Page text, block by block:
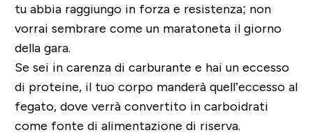
tu abbia raggiungo in forza e resistenza; non
vorrai sembrare come un maratoneta il giorno
della gara.
Se sei in carenza di carburante e hai un eccesso
di proteine, il tuo corpo manderà quell’eccesso al
fegato, dove verrà convertito in carboidrati
come fonte di alimentazione di riserva.